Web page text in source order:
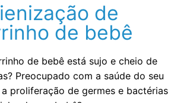
de
de bebê
de bebê está sujo e cheio de
Preocupado com a saúde do seu
proliferação de germes e bactérias